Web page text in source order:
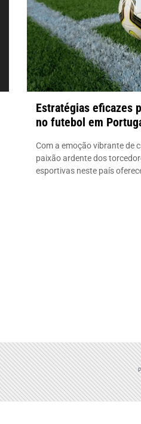
Estratégias eficazes
no futebol em
Com a emoção vibrante de
paixão ardente dos
esportivas neste país